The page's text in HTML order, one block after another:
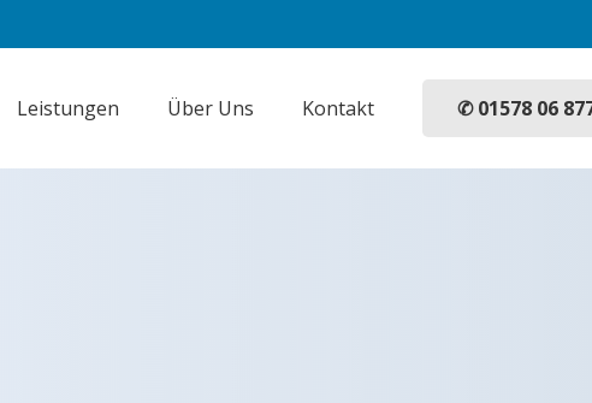
Leistungen Über Uns Kontakt ✆ 01578 06